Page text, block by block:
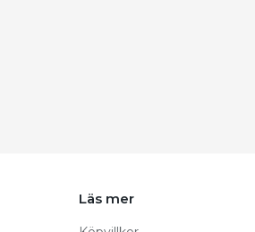
Läs mer